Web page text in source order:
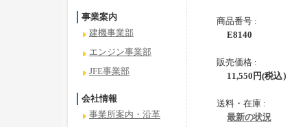
事業案内
建機事業部
エンジン事業部
JFE事業部
会社情報
事業所案内・沿革
商品番号 :
E8140
販売価格 :
11,550 円(税込）
送料・在庫 :
最新の状況